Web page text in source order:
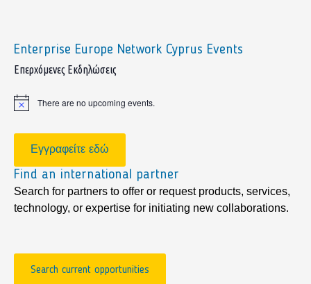
Enterprise Europe Network Cyprus Events
sidebar
Επερχόμενες Εκδηλώσεις
Notice There are no upcoming events.
Εγγραφείτε εδώ
Find an international partner
Search for partners to offer or request products, services,
technology, or expertise for initiating new collaborations.
Search current opportunities